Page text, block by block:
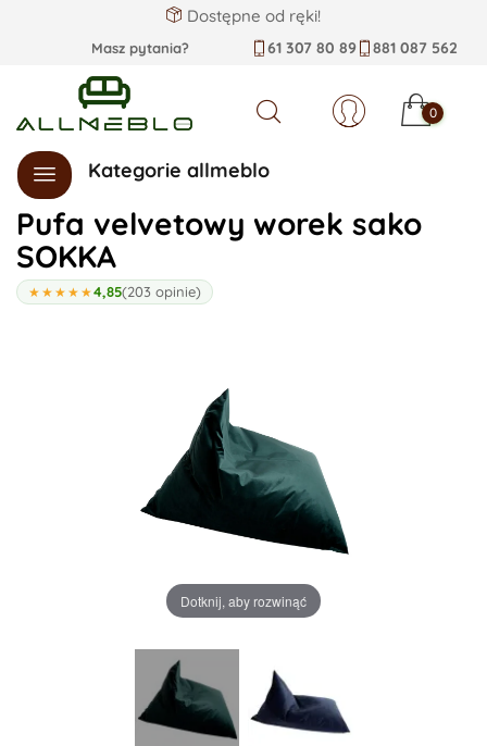
Dostępne od ręki!
Masz pytania? 61 307 80 89 881 087 562
Szukaj 0
Kategorie allmeblo
Pufa velvetowy worek sako
SOKKA
★★★★★4,85(203 opinie)
Dotknij, aby rozwinąć